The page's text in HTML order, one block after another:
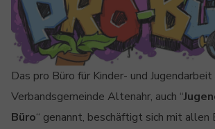
Das pro Büro für Kinder- und
Verbandsgemeinde Altenahr, auch “
Büro“ genannt, beschäftigt sich mit allen